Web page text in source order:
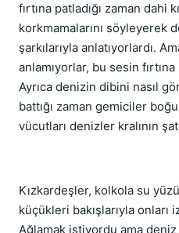
fırtına patladığı zaman dahi
korkmamalarını söyleyerek
şarkılarıyla anlatıyorlardı.
anlamıyorlar, bu sesin
Ayrıca denizin dibini nasıl
battığı zaman gemiciler
vücutları denizler kralının
Kızkardeşler, kolkola su
küçükleri bakışlarıyla onları
Ağlamak istiyordu ama deniz